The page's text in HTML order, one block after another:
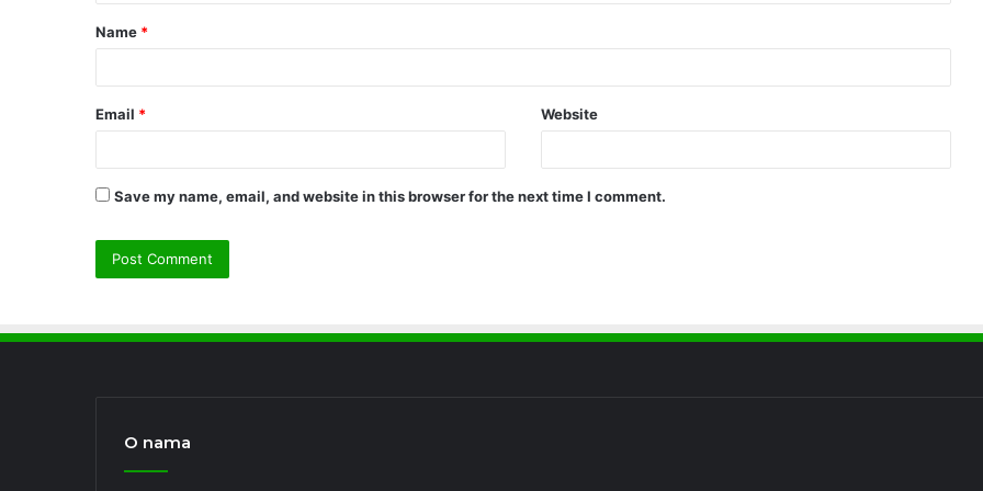
*
Name *
Email * Website
Save my name, email, and website in this browser for the next time I comment.
O nama